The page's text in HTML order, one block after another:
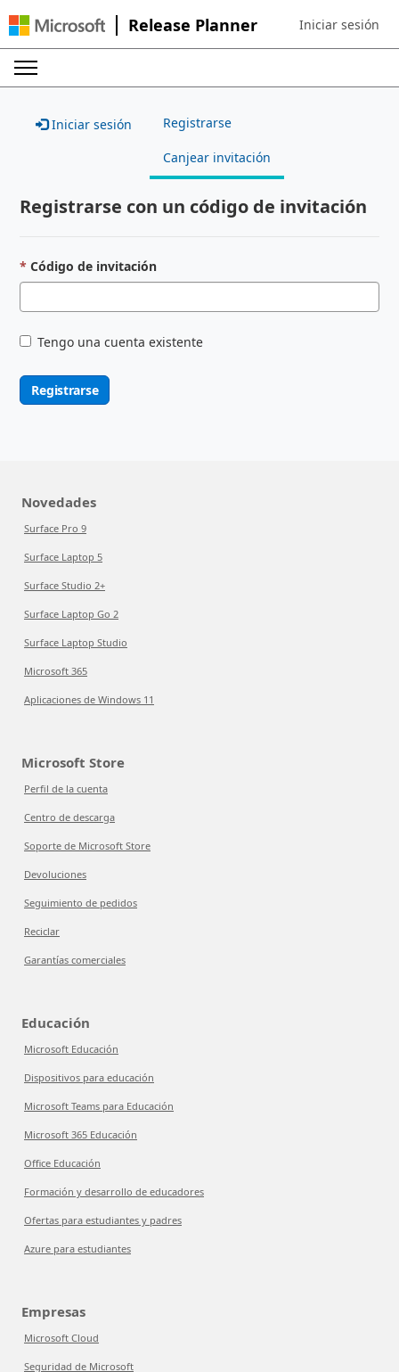
Release Planner Sign in to your
Iniciar sesión
Iniciar sesión Registrarse
Canjear invitación
Registrarse con un código de invitación
Código de invitación
Tengo una cuenta existente
Registrarse
Novedades
Surface Pro 9
Surface Laptop 5
Surface Studio 2+
Surface Laptop Go 2
Surface Laptop Studio
Microsoft 365
Aplicaciones de Windows 11
Microsoft Store
Perfil de la cuenta
Centro de descarga
Soporte de Microsoft Store
Devoluciones
Seguimiento de pedidos
Reciclar
Garantías comerciales
Educación
Microsoft Educación
Dispositivos para educación
Microsoft Teams para Educación
Microsoft 365 Educación
Office Educación
Formación y desarrollo de educadores
Ofertas para estudiantes y padres
Azure para estudiantes
Empresas
Microsoft Cloud
Seguridad de Microsoft